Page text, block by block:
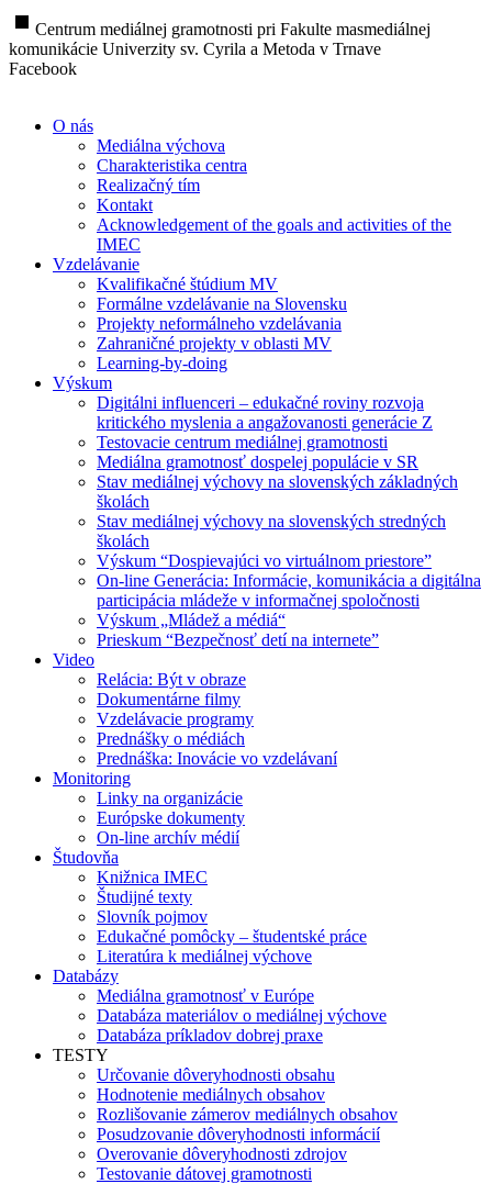
stop Centrum mediálnej gramotnosti pri Fakulte masmediálnej
komunikácie Univerzity sv. Cyrila a Metoda v Trnave
Facebook
O nás
Mediálna výchova
Charakteristika centra
Realizačný tím
Kontakt
Acknowledgement of the goals and activities of the
IMEC
Vzdelávanie
Kvalifikačné štúdium MV
Formálne vzdelávanie na Slovensku
Projekty neformálneho vzdelávania
Zahraničné projekty v oblasti MV
Learning-by-doing
Výskum
Digitálni influenceri – edukačné roviny rozvoja
kritického myslenia a angažovanosti generácie Z
Testovacie centrum mediálnej gramotnosti
Mediálna gramotnosť dospelej populácie v SR
Stav mediálnej výchovy na slovenských základných
školách
Stav mediálnej výchovy na slovenských stredných
školách
Výskum “Dospievajúci vo virtuálnom priestore”
On-line Generácia: Informácie, komunikácia a digitálna
participácia mládeže v informačnej spoločnosti
Výskum „Mládež a médiá“
Prieskum “Bezpečnosť detí na internete”
Video
Relácia: Být v obraze
Dokumentárne filmy
Vzdelávacie programy
Prednášky o médiách
Prednáška: Inovácie vo vzdelávaní
Monitoring
Linky na organizácie
Európske dokumenty
On-line archív médií
Študovňa
Knižnica IMEC
Študijné texty
Slovník pojmov
Edukačné pomôcky – študentské práce
Literatúra k mediálnej výchove
Databázy
Mediálna gramotnosť v Európe
Databáza materiálov o mediálnej výchove
Databáza príkladov dobrej praxe
TESTY
Určovanie dôveryhodnosti obsahu
Hodnotenie mediálnych obsahov
Rozlišovanie zámerov mediálnych obsahov
Posudzovanie dôveryhodnosti informácií
Overovanie dôveryhodnosti zdrojov
Testovanie dátovej gramotnosti